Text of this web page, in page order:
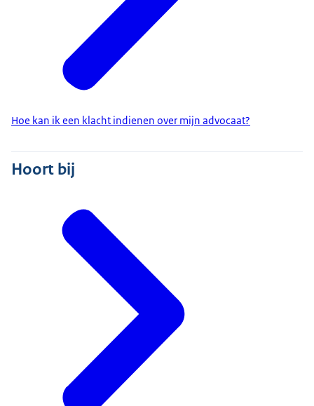
Hoe kan ik een klacht indienen over mijn advocaat?
Hoort bij